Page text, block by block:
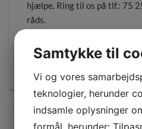
hjælpe. Ring til os på tlf.: 75
råds.
Samtykke til
Vi og vores
teknologier, herunder
indsamle oplysninger
formål, herunder: